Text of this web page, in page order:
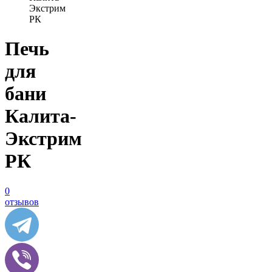
Экстрим
РК
Печь
для
бани
Калита-
Экстрим
РК
0
отзывов